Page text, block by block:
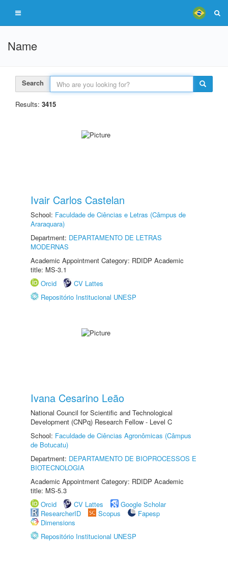
Name
Search
Results: 3415
Ivair Carlos Castelan
School: Faculdade de Ciências e Letras (Câmpus de
Araraquara)
Department: DEPARTAMENTO DE LETRAS
MODERNAS
Academic Appointment Category: RDIDP Academic
title: MS-3.1
Orcid
CV Lattes
Repositório Institucional UNESP
Ivana Cesarino Leão
National Council for Scientific and Technological
Development (CNPq) Research Fellow - Level C
School: Faculdade de Ciências Agronômicas (Câmpus
de Botucatu)
Department: DEPARTAMENTO DE BIOPROCESSOS E
BIOTECNOLOGIA
Academic Appointment Category: RDIDP Academic
title: MS-5.3
Orcid
CV Lattes
Google Scholar
ResearcherID
Scopus
Fapesp
Dimensions
Repositório Institucional UNESP